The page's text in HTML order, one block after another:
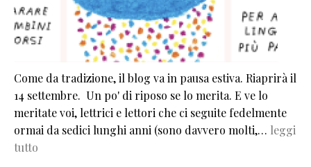
Come da tradizione, il blog va in pausa estiva. Riaprirà il
14 settembre. Un po' di riposo se lo merita. E ve lo
meritate voi, lettrici e lettori che ci seguite fedelmente
ormai da sedici lunghi anni (sono davvero molti,… leggi
tutto